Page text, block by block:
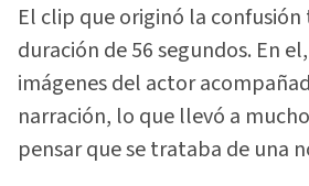
El clip que originó la confusión
duración de 56 segundos. En
imágenes del actor
narración, lo que llevó a
pensar que se trataba de una